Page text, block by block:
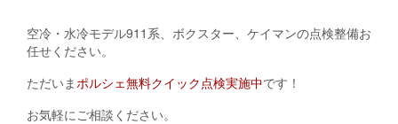
空冷・水冷モデル911系、ボクスター、ケイマンの点検整備お
任せください。
ただいま ポルシェ無料クイック点検実施中です！
お気軽にご相談ください。